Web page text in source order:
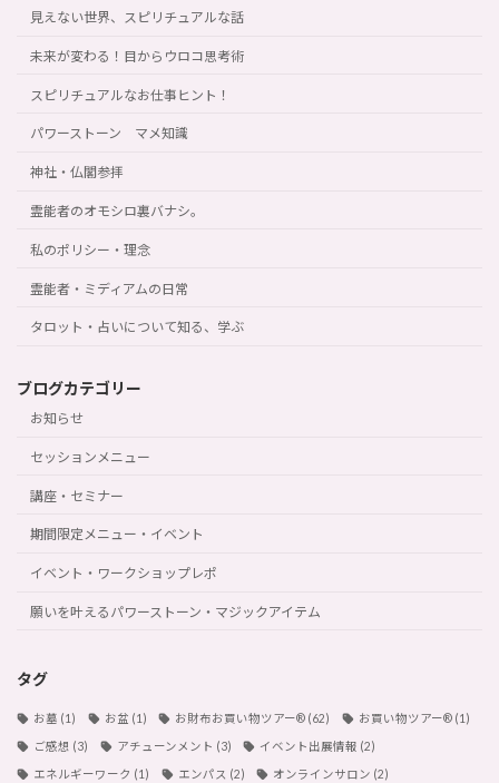
見えない世界、スピリチュアルな話
未来が変わる！目からウロコ思考術
スピリチュアルなお仕事ヒント！
パワーストーン マメ知識
神社・仏閣参拝
霊能者のオモシロ裏バナシ。
私のポリシー・理念
霊能者・ミディアムの日常
タロット・占いについて知る、学ぶ
ブログカテゴリー
お知らせ
セッションメニュー
講座・セミナー
期間限定メニュー・イベント
イベント・ワークショップレポ
願いを叶えるパワーストーン・マジックアイテム
タグ
お墓 (1) お盆 (1) お財布お買い物ツアー®︎ (62) お買い物ツアー®︎(1)
ご感想 (3) アチューンメント (3) イベント出展情報 (2)
エネルギーワーク (1) エンパス (2) オンラインサロン (2)